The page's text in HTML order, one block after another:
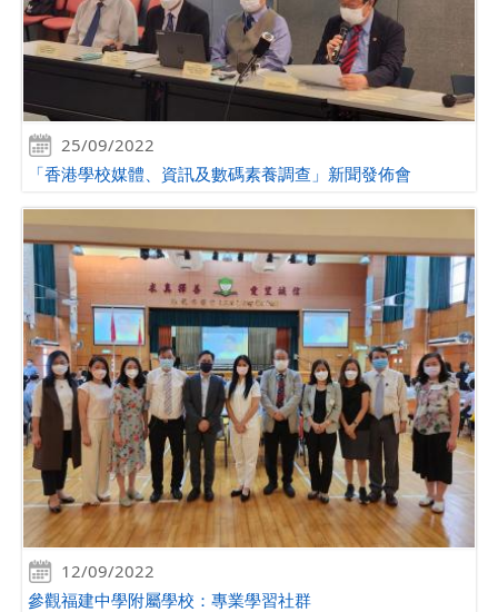
25/09/2022
「香港學校媒體、資訊及數碼素養調查」新聞發佈會
12/09/2022
參觀福建中學附屬學校：專業學習社群